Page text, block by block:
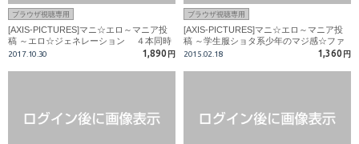
ブラウザ視聴専用
[AXIS-PICTURES]マニ☆エロ～マニア投
稿 ～エロ☆ジェネレーション ４本同時
挿入？超エロ好き１９歳！！
2017.10.30 1,890 円
ブラウザ視聴専用
[AXIS-PICTURES]マニ☆エロ～マニア投
稿 ～学生服ショタ系少年のマジ感☆ファ
ック！
2015.02.18 1,360 円